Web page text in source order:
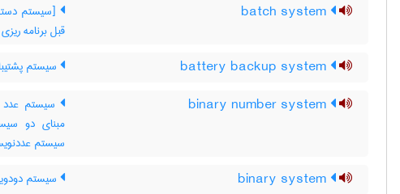
[سیستم دسته
قبل برنامه
سیستم
سیستم عدد
مبنای دو
سیستم
سیستم